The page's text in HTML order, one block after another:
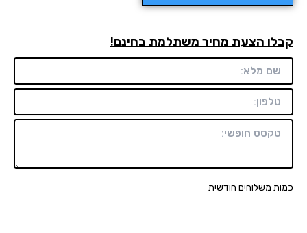
הצעת מחיר משתלמת בחינם!
משלוחים חודשית